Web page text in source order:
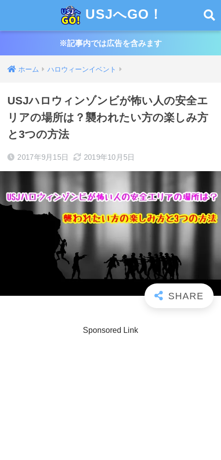
USJへGO！
※記事内では広告を含みます
ホーム ハロウィーンイベント
USJハロウィンゾンビが怖い人の安全エ
リアの場所は？襲われたい方の楽しみ方
と3つの方法
2017年9月15日 2019年10月5日
Sponsored Link